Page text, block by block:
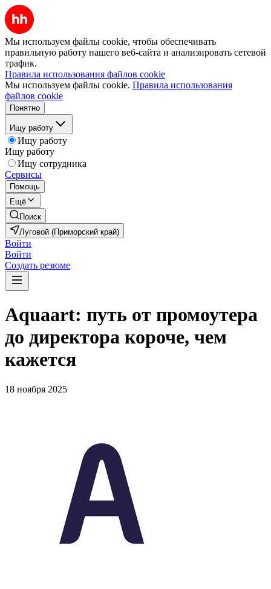
Мы используем файлы cookie, чтобы обеспечивать
правильную работу нашего веб-сайта и анализировать сетевой
трафик.
Правила использования файлов cookie
Мы используем файлы cookie. Правила использования
файлов cookie
Понятно
Ищу работу
Ищу работу
Ищу работу
Ищу сотрудника
Сервисы
Помощь
Ещё
Поиск
Луговой (Приморский край)
Войти
Войти
Создать резюме
Aquaart: путь от промоутера
до директора короче, чем
кажется
18 ноября 2025